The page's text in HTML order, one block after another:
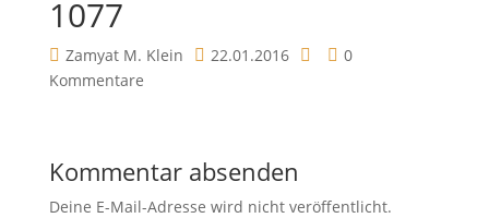
1077
Zamyat M. Klein 22.01.2016
0
Kommentare
Kommentar absenden
Deine E-Mail-Adresse wird nicht veröffentlicht.